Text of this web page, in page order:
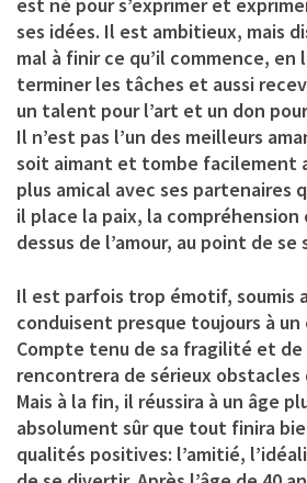
ses idées. Il est ambitieux, mais
mal à finir ce qu’il commence, en
terminer les tâches et aussi
un talent pour l’art et un don
Il n’est pas l’un des meilleurs
soit aimant et tombe facilement
plus amical avec ses partenaires
il place la paix, la compréhension
dessus de l’amour, au point de
Il est parfois trop émotif, soumis
conduisent presque toujours à
Compte tenu de sa fragilité et
rencontrera de sérieux obstacles
Mais à la fin, il réussira à un âge
absolument sûr que tout finira
qualités positives: l’amitié,